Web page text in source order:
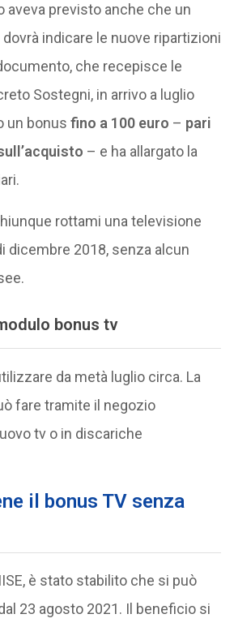
aveva previsto anche che un
indicare le nuove ripartizioni
che recepisce le
Sostegni, in arrivo a luglio
un bonus fino a 100 euro – pari
– e ha allargato la
rottami una televisione
dicembre 2018, senza alcun
bonus tv
da metà luglio circa. La
fare tramite il negozio
tv o in discariche
il bonus TV senza
è stato stabilito che si può
23 agosto 2021. Il beneficio si